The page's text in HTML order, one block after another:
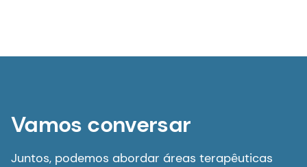
Vamos conversar
Juntos, podemos abordar áreas terapêuticas